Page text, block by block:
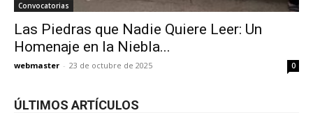
Convocatorias
Las Piedras que Nadie Quiere Leer: Un
Homenaje en la Niebla...
webmaster - 23 de octubre de 2025 0
ÚLTIMOS ARTÍCULOS